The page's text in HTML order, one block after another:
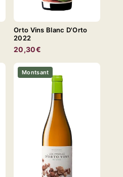
Orto Vins Blanc D'Orto
2022
20,30€
Montsant